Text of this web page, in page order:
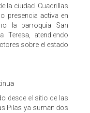
la ciudad. Cuadrillas
presencia activa en
la parroquia San
Teresa, atendiendo
sobre el estado
desde el sitio de las
Pilas ya suman dos